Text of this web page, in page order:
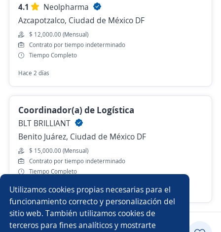
Utilizamos cookies propias necesarias para el
funcionamiento correcto y personalización del
sitio web. También utilizamos cookies de
terceros para fines analíticos y mostrarte
4.1
Neolpharma
Azcapotzalco, Ciudad de México DF
$ 12,000.00 (Mensual)
Contrato por tiempo indeterminado
Tiempo Completo
Hace 2 días
Coordinador(a) de Logística
BLT BRILLIANT
Benito Juárez, Ciudad de México DF
$ 15,000.00 (Mensual)
Contrato por tiempo indeterminado
Tiempo Completo
Ayer